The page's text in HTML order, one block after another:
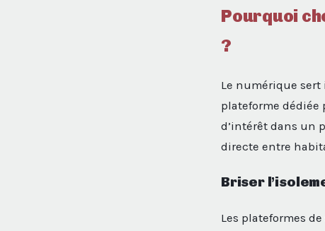
Pourquoi
?
Le numérique
plateforme dédiée
d’intérêt dans un
directe entre
Briser
Les plateformes